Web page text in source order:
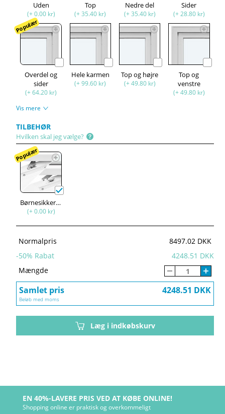
Uden
(+ 0.00 kr)
Top
(+ 35.40 kr)
Nedre del
(+ 35.40 kr)
Sider
(+ 28.80 kr)
Populær
Overdel og
sider
(+ 64.20 kr)
Hele karmen
(+ 99.60 kr)
Top og højre
(+ 49.80 kr)
Top og
venstre
(+ 49.80 kr)
Vis mere
TILBEHØR
Hvilken skal jeg vælge?
Populær
Børnesikkerhed
(+ 0.00 kr)
Normalpris
8497.02 DKK
-50% Rabat
4248.51 DKK
Mængde
Samlet pris 4248.51 DKK
Beløb med moms
Læg i indkøbskurv
EN 40%-LAVERE PRIS VED AT KØBE ONLINE!
Shopping online er praktisk og overkommeligt